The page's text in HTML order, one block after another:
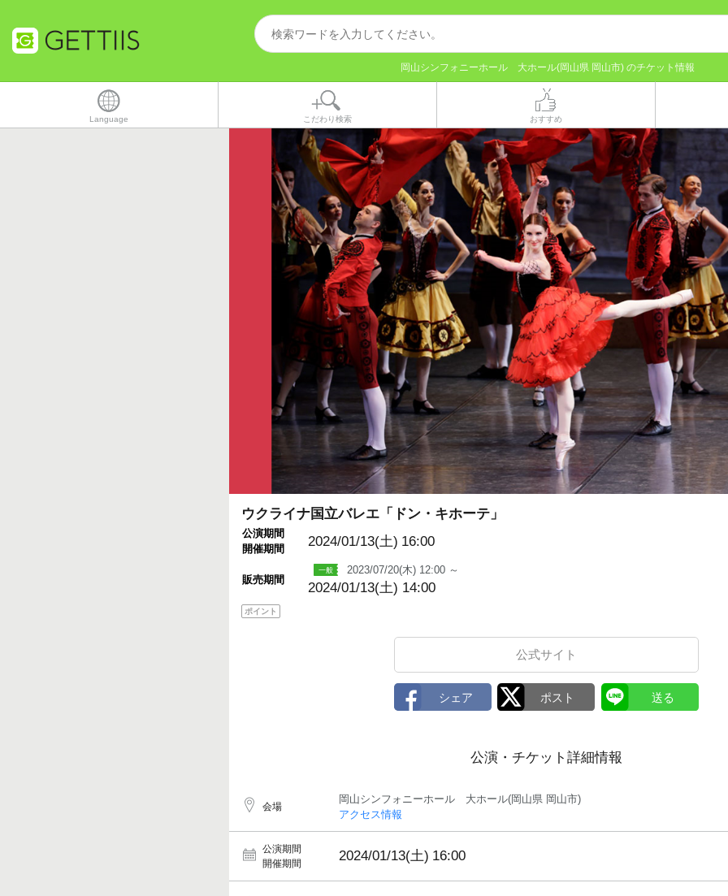
岡山シンフォニーホール 大ホール(岡山県 岡山市) のチケット情報
Language こだわり検索 おすすめ
ウクライナ国立バレエ「ドン・キホーテ」
公演期間
開催期間
2024/01/13(土) 16:00
販売期間
2023/07/20(木) 12:00 ～
2024/01/13(土) 14:00
ポイント
公式サイト
公演・チケット詳細情報
会場
岡山シンフォニーホール 大ホール(岡山県 岡山市)
アクセス情報
公演期間
開催期間
2024/01/13(土) 16:00